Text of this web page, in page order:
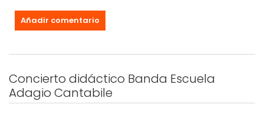
Concierto didáctico Banda Escuela
Adagio Cantabile